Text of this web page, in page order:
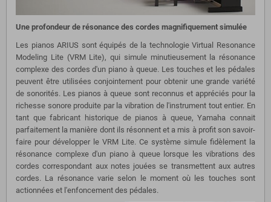
Une profondeur de résonance des cordes magnifiquement simulée
Les pianos ARIUS sont équipés de la technologie Virtual Resonance
Modeling Lite (VRM Lite), qui simule minutieusement la résonance
complexe des cordes d'un piano à queue. Les touches et les pédales
peuvent être utilisées conjointement pour obtenir une grande variété
de sonorités. Les pianos à queue sont reconnus et appréciés pour la
richesse sonore produite par la vibration de l'instrument tout entier. En
tant que fabricant historique de pianos à queue, Yamaha connait
parfaitement la manière dont ils résonnent et a mis à profit son savoir-
faire pour développer le VRM Lite. Ce système simule fidèlement la
résonance complexe d'un piano à queue lorsque les vibrations des
cordes correspondant aux notes jouées se transmettent aux autres
cordes. La résonance varie selon le moment où les touches sont
actionnées et l'enfoncement des pédales.